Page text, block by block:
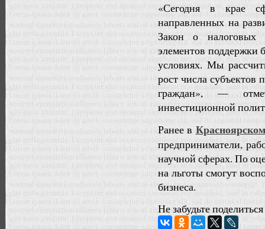
«Сегодня в крае
направленных на
Закон о налоговых
элементов поддержки
условиях. Мы
рост числа субъектов
граждан», —
инвестиционной
Ранее в
предприниматели,
научной сферах. По
на льготы смогут
бизнеса.
Не забудьте